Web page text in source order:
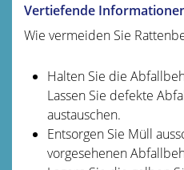
Vertiefende
Wie vermeiden Sie
Halten Sie die
Lassen Sie defekte
austauschen.
Entsorgen Sie Müll
vorgesehenen